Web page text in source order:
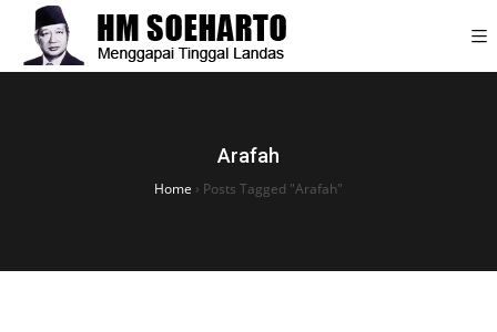
Arafah
Home › Posts Tagged "Arafah"